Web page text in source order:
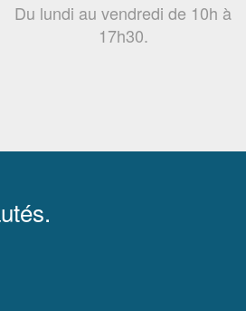
Du lundi au vendredi de 10h à
17h30.